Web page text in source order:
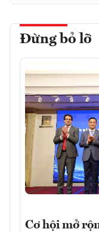
Đừng bỏ lỡ
Cơ hội mở